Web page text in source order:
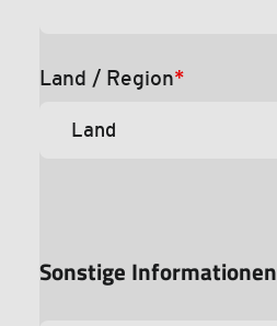
Land / Region*
Sonstige Informationen